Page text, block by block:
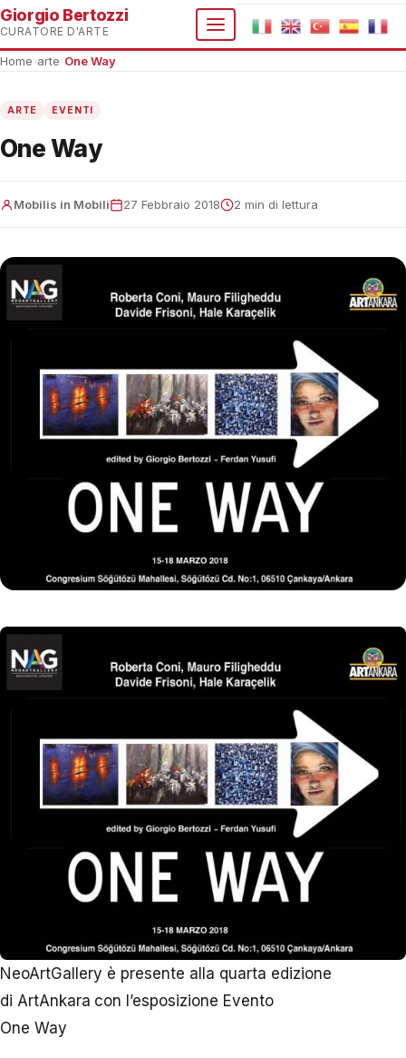
Giorgio Bertozzi
CURATORE D'ARTE
Home arte One Way
ARTE EVENTI
One Way
Mobilis in Mobili 27 Febbraio 2018 2 min di lettura
NeoArtGallery è presente alla quarta edizione
di ArtAnkara con l’esposizione Evento
One Way